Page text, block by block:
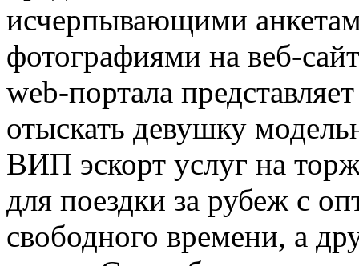
исчерпывающими
фотографиями на веб-
web-портала
отыскать девушку
ВИП эскорт услуг на
для поездки за рубеж с
свободного времени, а